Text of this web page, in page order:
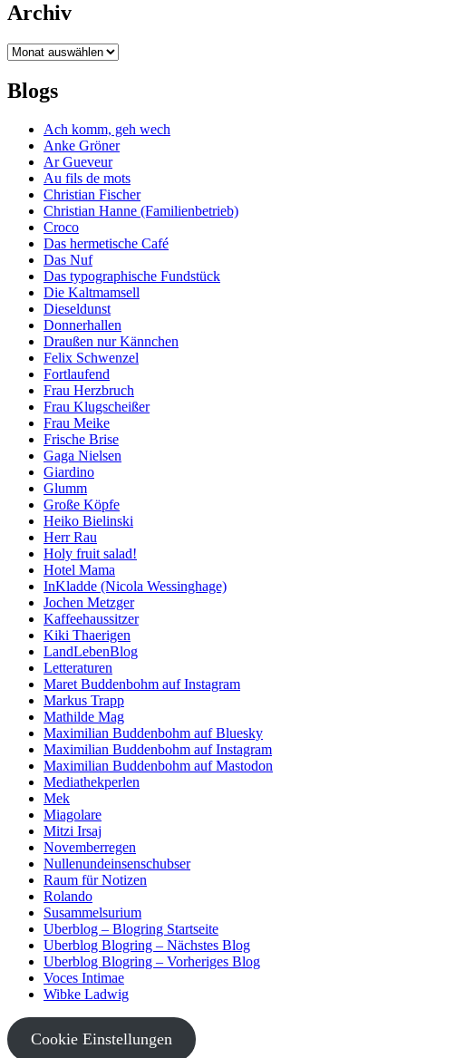
Archiv
Archiv
Blogs
Ach komm, geh wech
Anke Gröner
Ar Gueveur
Au fils de mots
Christian Fischer
Christian Hanne (Familienbetrieb)
Croco
Das hermetische Café
Das Nuf
Das typographische Fundstück
Die Kaltmamsell
Dieseldunst
Donnerhallen
Draußen nur Kännchen
Felix Schwenzel
Fortlaufend
Frau Herzbruch
Frau Klugscheißer
Frau Meike
Frische Brise
Gaga Nielsen
Giardino
Glumm
Große Köpfe
Heiko Bielinski
Herr Rau
Holy fruit salad!
Hotel Mama
InKladde (Nicola Wessinghage)
Jochen Metzger
Kaffeehaussitzer
Kiki Thaerigen
LandLebenBlog
Letteraturen
Maret Buddenbohm auf Instagram
Markus Trapp
Mathilde Mag
Maximilian Buddenbohm auf Bluesky
Maximilian Buddenbohm auf Instagram
Maximilian Buddenbohm auf Mastodon
Mediathekperlen
Mek
Miagolare
Mitzi Irsaj
Novemberregen
Nullenundeinsenschubser
Raum für Notizen
Rolando
Susammelsurium
Uberblog – Blogring Startseite
Uberblog Blogring – Nächstes Blog
Uberblog Blogring – Vorheriges Blog
Voces Intimae
Wibke Ladwig
Cookie Einstellungen